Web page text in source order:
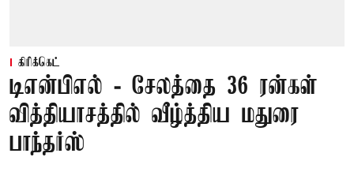
கிரிக்கெட்
டிஎன்பிஎல் - சேலத்தை 36 ரன்கள்
வித்தியாசத்தில் வீழ்த்திய மதுரை
பாந்தர்ஸ்